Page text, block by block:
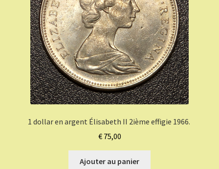
1 dollar en argent Élisabeth II 2ième effigie 1966.
€75,00
Ajouter au panier